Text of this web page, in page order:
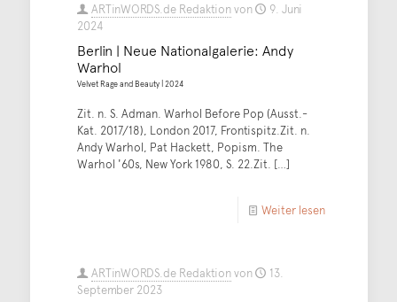
ARTinWORDS.de Redaktionvon
9. Juni
2024
Berlin | Neue Nationalgalerie: Andy
Warhol
Velvet Rage and Beauty | 2024
Zit. n. S. Adman. Warhol Before Pop (Ausst.-
Kat. 2017/18), London 2017, Frontispitz.Zit. n.
Andy Warhol, Pat Hackett, Popism. The
Warhol '60s, New York 1980, S. 22.Zit. […]
Weiter lesen
ARTinWORDS.de Redaktionvon
13.
September 2023